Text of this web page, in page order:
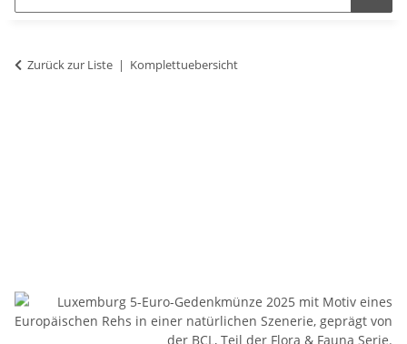
Zurück zur Liste Komplettuebersicht